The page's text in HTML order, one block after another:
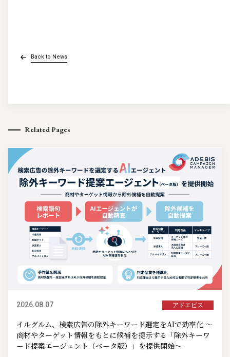
Back to News
Related Pages
2026.08.07 アドエビス
イルグルム、検索広告の除外キーワード選定をAIで効率化 ～
商材やターゲット情報をもとに候補を提示する「除外キーワ
ード提案エージェント（ベータ版）」を提供開始～